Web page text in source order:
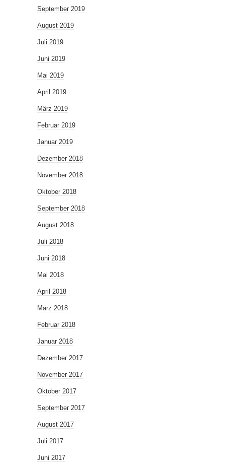
September 2019
August 2019
Juli 2019
Juni 2019
Mai 2019
April 2019
März 2019
Februar 2019
Januar 2019
Dezember 2018
November 2018
Oktober 2018
September 2018
August 2018
Juli 2018
Juni 2018
Mai 2018
April 2018
März 2018
Februar 2018
Januar 2018
Dezember 2017
November 2017
Oktober 2017
September 2017
August 2017
Juli 2017
Juni 2017